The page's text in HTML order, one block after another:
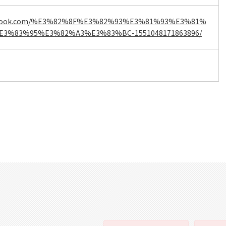
%E3%82%8F%E3%82%93%E3%81%93%E3%81%
1551048171863896/